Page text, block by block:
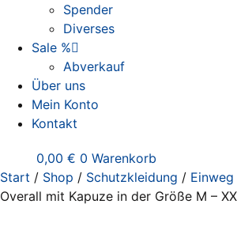
Spender
Diverses
Sale %
Abverkauf
Über uns
Mein Konto
Kontakt
0,00 € 0 Warenkorb
Start / Shop / Schutzkleidung /
Overall mit Kapuze in der Größe M –